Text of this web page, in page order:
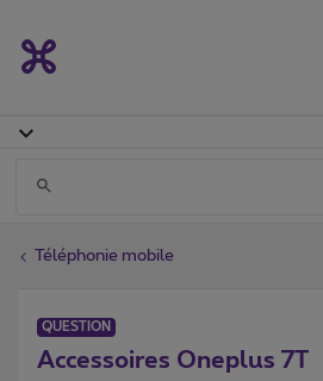
Téléphonie mobile
QUESTION
Accessoires Oneplus 7T